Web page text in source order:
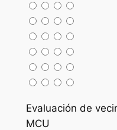
Evaluación de
MCU